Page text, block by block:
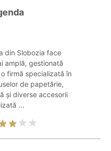
din Slobozia face
amplă, gestionată
firmă specializată în
de papetărie,
și diverse accesorii
...